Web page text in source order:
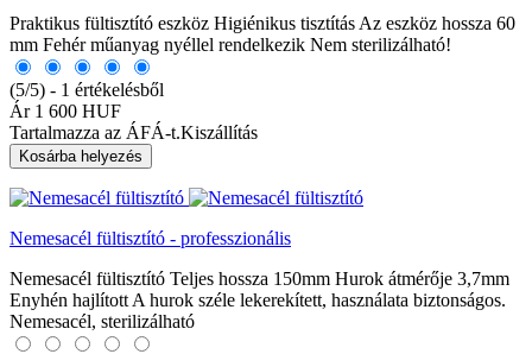
Praktikus fültisztító eszköz Higiénikus tisztítás Az eszköz hossza 60
mm Fehér műanyag nyéllel rendelkezik Nem sterilizálható!
(5/5) - 1 értékelésből
Ár 1 600 HUF
Tartalmazza az ÁFÁ-t.Kiszállítás
Kosárba helyezés
Nemesacél fültisztító - professzionális
Nemesacél fültisztító Teljes hossza 150mm Hurok átmérője 3,7mm
Enyhén hajlított A hurok széle lekerekített, használata biztonságos.
Nemesacél, sterilizálható